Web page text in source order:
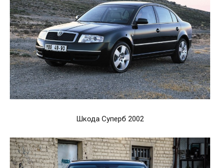
Шкода Суперб 2002